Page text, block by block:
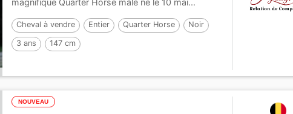
Cheval à vendre Entier Quarter Horse Noir
3 ans 147 cm
NOUVEAU